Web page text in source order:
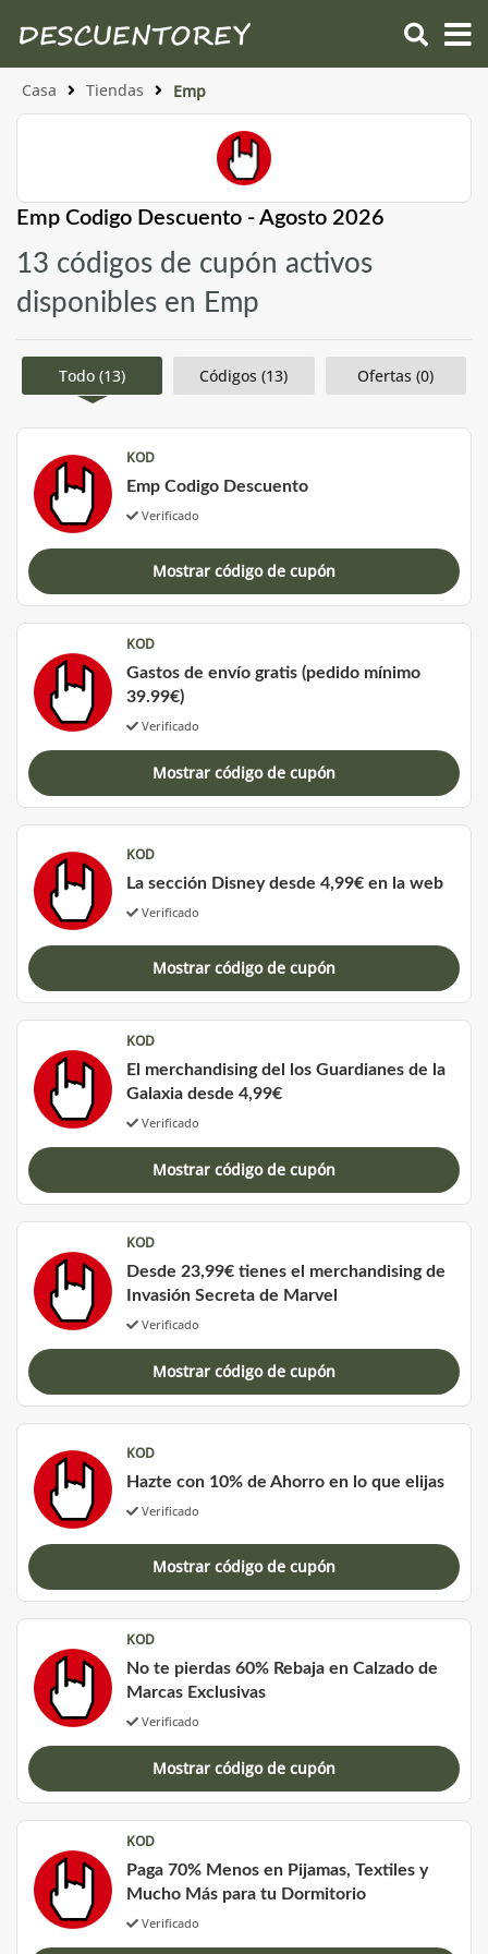
Casa Tiendas Emp
Emp Codigo Descuento - Agosto 2026
13 códigos de cupón activos
disponibles en Emp
Todo (13) Códigos (13) Ofertas (0)
KOD
Emp Codigo Descuento
Verificado
Mostrar código de cupón
KOD
Gastos de envío gratis (pedido mínimo
39.99€)
Verificado
Mostrar código de cupón
KOD
La sección Disney desde 4,99€ en la web
Verificado
Mostrar código de cupón
KOD
El merchandising del los Guardianes de la
Galaxia desde 4,99€
Verificado
Mostrar código de cupón
KOD
Desde 23,99€ tienes el merchandising de
Invasión Secreta de Marvel
Verificado
Mostrar código de cupón
KOD
Hazte con 10% de Ahorro en lo que elijas
Verificado
Mostrar código de cupón
KOD
No te pierdas 60% Rebaja en Calzado de
Marcas Exclusivas
Verificado
Mostrar código de cupón
KOD
Paga 70% Menos en Pijamas, Textiles y
Mucho Más para tu Dormitorio
Verificado